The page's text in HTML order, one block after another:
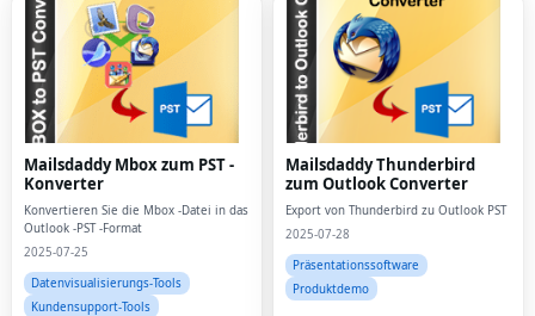
Mailsdaddy Mbox zum PST -
Konverter
Konvertieren Sie die Mbox -Datei in das
Outlook -PST -Format
2025-07-25
Datenvisualisierungs-Tools
Kundensupport-Tools
Mailsdaddy Thunderbird
zum Outlook Converter
Export von Thunderbird zu Outlook PST
2025-07-28
Präsentationssoftware
Produktdemo